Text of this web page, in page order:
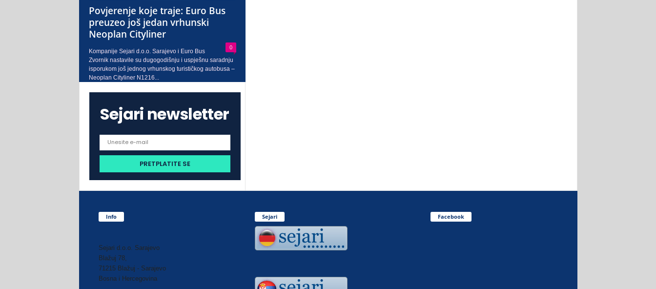
Povjerenje koje traje: Euro Bus
preuzeo još jedan vrhunski
Neoplan Cityliner
0
Kompanije Sejari d.o.o. Sarajevo i Euro Bus
Zvornik nastavile su dugogodišnju i uspješnu saradnju
isporukom još jednog vrhunskog turističkog autobusa –
Neoplan Cityliner N1216...
Sejari newsletter
Info
Sejari d.o.o. Sarajevo
Blažuj 78,
71215 Blažuj - Sarajevo
Bosna i Hercegovina
Sejari Facebook